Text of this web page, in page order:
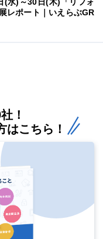
レポート｜いえらぶGR
！
はこちら！